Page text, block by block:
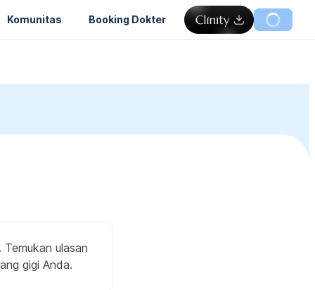
Komunitas Booking Dokter
ulasan
gigi Anda.